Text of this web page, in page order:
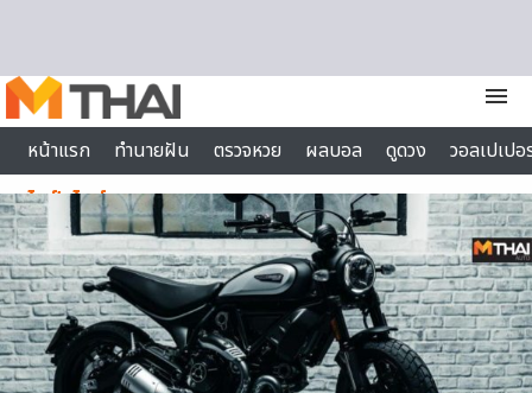
menu
หน้าแรก
ทำนายฝัน ตรวจหวย ผลบอล ดูดวง
วอลเปเป
ไลฟ์สไตล์